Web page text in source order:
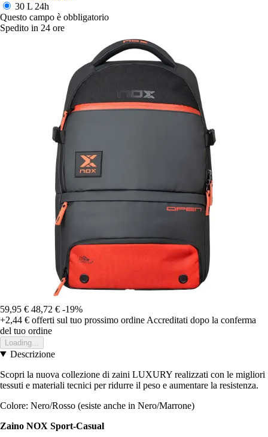
30 L 24h
Questo campo è obbligatorio
Spedito in 24 ore
59,95 € 48,72 € -19%
+2,44 € offerti sul tuo prossimo ordine Accreditati dopo la conferma
del tuo ordine
Loading...
Descrizione
Scopri la nuova collezione di zaini LUXURY realizzati con le migliori
tessuti e materiali tecnici per ridurre il peso e aumentare la resistenza.
Colore: Nero/Rosso (esiste anche in Nero/Marrone)
Zaino NOX Sport-Casual